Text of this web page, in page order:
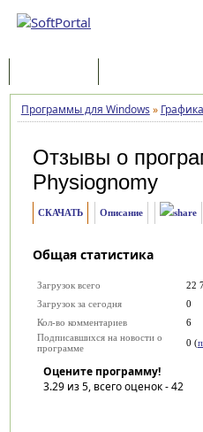
Программы для Windows »
Отзывы о
Physiognomy
СКАЧАТЬ Описание
Общая статистика
Загрузок всего
22
Загрузок за сегодня
0
Кол-во комментариев
6
Подписавшихся на новости о
программе
0 (
Оцените программу!
3.29из 5, всего оценок -42